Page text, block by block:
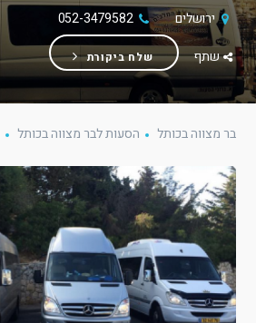
ירושלים
052-3479582
שתף
שלח ביקורת
בר מצווה בכותל הסעות לבר מצווה בכותל